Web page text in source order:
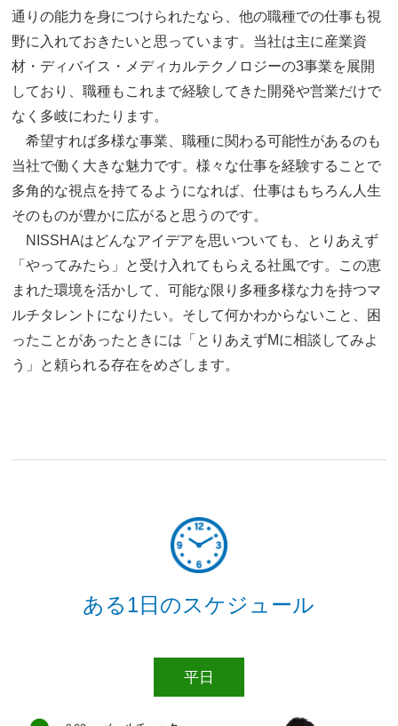
通りの能力を身につけられたなら、他の職種での仕事も視
野に入れておきたいと思っています。当社は主に産業資
材・ディバイス・メディカルテクノロジーの3事業を展開
しており、職種もこれまで経験してきた開発や営業だけで
なく多岐にわたります。
希望すれば多様な事業、職種に関わる可能性があるのも
当社で働く大きな魅力です。様々な仕事を経験することで
多角的な視点を持てるようになれば、仕事はもちろん人生
そのものが豊かに広がると思うのです。
NISSHAはどんなアイデアを思いついても、とりあえず
「やってみたら」と受け入れてもらえる社風です。この恵
まれた環境を活かして、可能な限り多種多様な力を持つマ
ルチタレントになりたい。そして何かわからないこと、困
ったことがあったときには「とりあえずMに相談してみよ
う」と頼られる存在をめざします。
ある1日のスケジュール
平日